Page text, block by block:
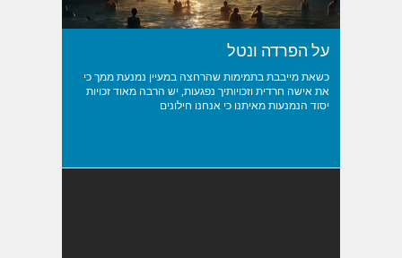
על הפרדה ונטל
כשאת מייבבת בתמימות שהרחצה במעיין נמנעת ממך כי
את אישה חרדית וזכויותיך נפגעות, יש הרבה מאוד זכויות
יסוד הנמנעות מאיתנו כי אנחנו חילונים